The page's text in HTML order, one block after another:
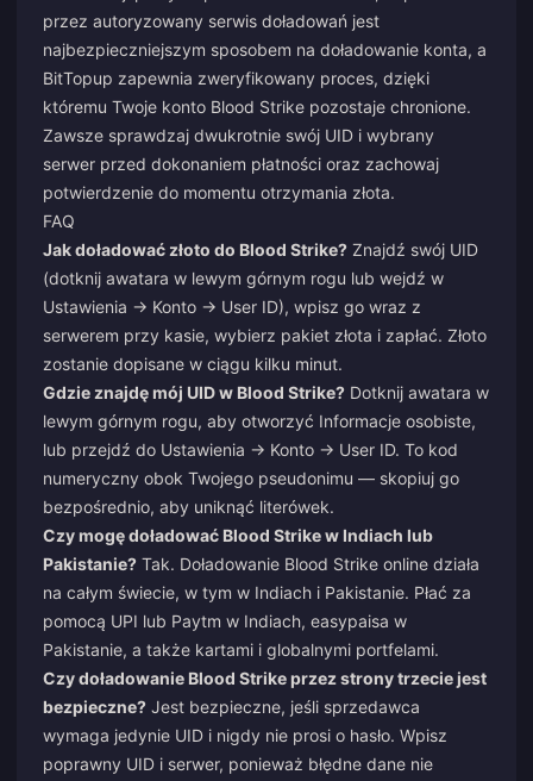
przez autoryzowany serwis doładowań jest
najbezpieczniejszym sposobem na doładowanie konta, a
BitTopup zapewnia zweryfikowany proces, dzięki
któremu Twoje konto Blood Strike pozostaje chronione.
Zawsze sprawdzaj dwukrotnie swój UID i wybrany
serwer przed dokonaniem płatności oraz zachowaj
potwierdzenie do momentu otrzymania złota.
FAQ
Jak doładować złoto do Blood Strike? Znajdź swój UID
(dotknij awatara w lewym górnym rogu lub wejdź w
Ustawienia → Konto → User ID), wpisz go wraz z
serwerem przy kasie, wybierz pakiet złota i zapłać. Złoto
zostanie dopisane w ciągu kilku minut.
Gdzie znajdę mój UID w Blood Strike? Dotknij awatara w
lewym górnym rogu, aby otworzyć Informacje osobiste,
lub przejdź do Ustawienia → Konto → User ID. To kod
numeryczny obok Twojego pseudonimu — skopiuj go
bezpośrednio, aby uniknąć literówek.
Czy mogę doładować Blood Strike w Indiach lub
Pakistanie? Tak. Doładowanie Blood Strike online działa
na całym świecie, w tym w Indiach i Pakistanie. Płać za
pomocą UPI lub Paytm w Indiach, easypaisa w
Pakistanie, a także kartami i globalnymi portfelami.
Czy doładowanie Blood Strike przez strony trzecie jest
bezpieczne? Jest bezpieczne, jeśli sprzedawca
wymaga jedynie UID i nigdy nie prosi o hasło. Wpisz
poprawny UID i serwer, ponieważ błędne dane nie